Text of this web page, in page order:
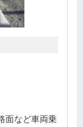
面など車両乗